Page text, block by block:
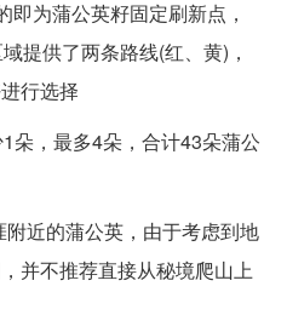
即为蒲公英籽固定刷新点，
提供了两条路线(红、黄)，
行选择
朵，最多4朵，合计43朵蒲公
近的蒲公英，由于考虑到地
并不推荐直接从秘境爬山上